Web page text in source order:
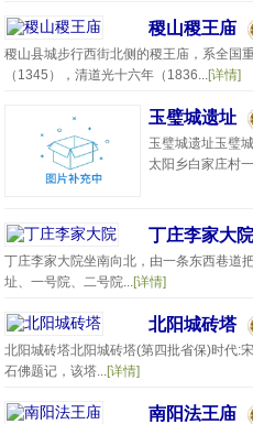
稷山稷王庙
稷山县城步行西街北侧的稷王庙，系全国
（1345），清道光十六年（1836...[详情]
玉璧城遗址
玉璧城遗址玉璧
太阳乡白家庄村
丁庄李家大院
丁庄李家大院坐南向北，由一条东西巷道
址、一号院、二号院...[详情]
北阳城砖塔
北阳城砖塔北阳城砖塔(第四批省保)时代:
石佛题记，该塔...[详情]
南阳法王庙